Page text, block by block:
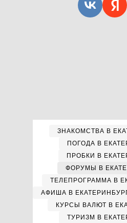
ЗНАКОМСТВА В
ПОГОДА В
ПРОБКИ В
ФОРУМЫ В
ТЕЛЕПРОГРАММА В
АФИША В
КУРСЫ ВАЛЮТ В
ТУРИЗМ В